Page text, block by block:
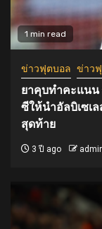
1 min read
ข่าวฟุตบอล ข่าว
ยาคุบทำคะแนน
ซีให้นำอัลบิเซเ
สุดท้าย
3 ปี ago